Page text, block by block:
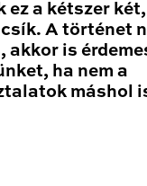
ez a kétszer
A történet
akkor is
ha nem a
máshol